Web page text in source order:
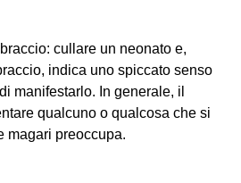
cullare un neonato e,
indica uno spiccato senso
manifestarlo. In generale, il
qualcuno o qualcosa che si
magari preoccupa.